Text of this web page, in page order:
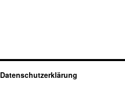
Datenschutzerklärung